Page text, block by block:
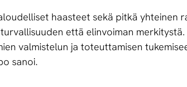
haasteet sekä pitkä yhteinen
että elinvoiman
valmistelun ja toteuttamisen
sanoi.